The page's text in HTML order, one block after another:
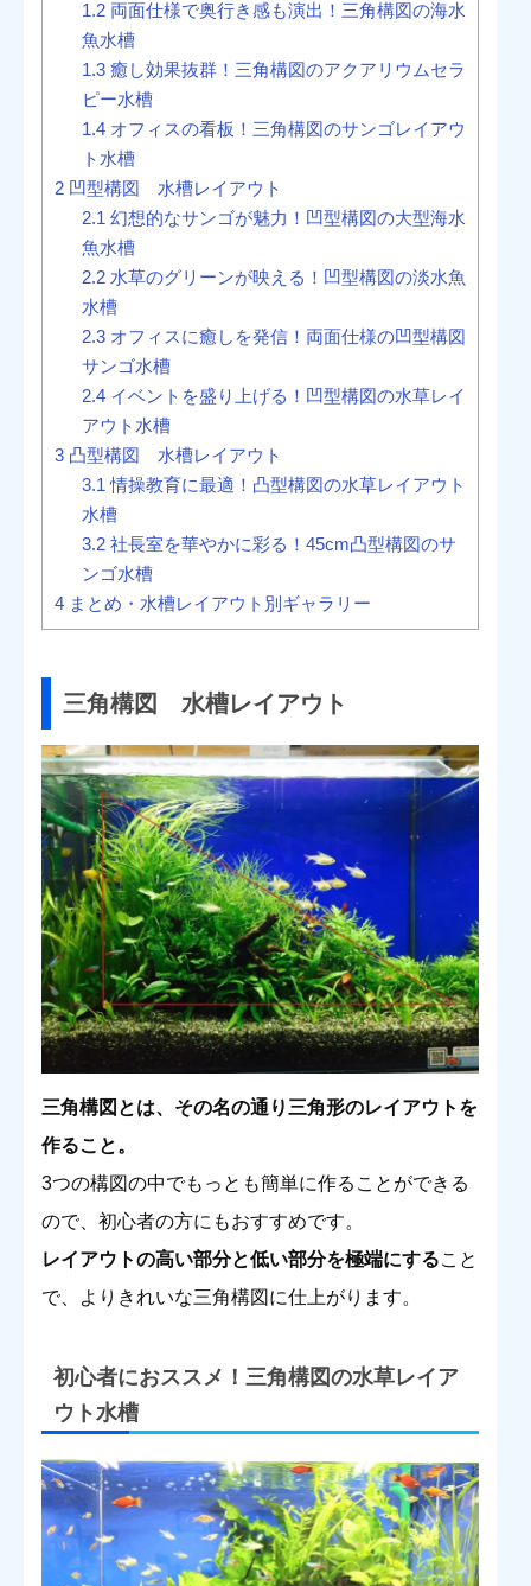
1.2両面仕様で奥行き感も演出！三角構図の海水
魚水槽
1.3癒し効果抜群！三角構図のアクアリウムセラ
ピー水槽
1.4オフィスの看板！三角構図のサンゴレイアウ
ト水槽
2 凹型構図 水槽レイアウト
2.1 幻想的なサンゴが魅力！凹型構図の大型海水
魚水槽
2.2水草のグリーンが映える！凹型構図の淡水魚
水槽
2.3オフィスに癒しを発信！両面仕様の凹型構図
サンゴ水槽
2.4イベントを盛り上げる！凹型構図の水草レイ
アウト水槽
3 凸型構図 水槽レイアウト
3.1 情操教育に最適！凸型構図の水草レイアウト
水槽
3.2社長室を華やかに彩る！45cm凸型構図のサ
ンゴ水槽
4 まとめ・水槽レイアウト別ギャラリー
三角構図 水槽レイアウト
三角構図とは、その名の通り三角形のレイアウトを
作ること。
3つの構図の中でもっとも簡単に作ることができる
ので、初心者の方にもおすすめです。
レイアウトの高い部分と低い部分を極端にすること
で、よりきれいな三角構図に仕上がります。
初心者におススメ！三角構図の水草レイア
ウト水槽